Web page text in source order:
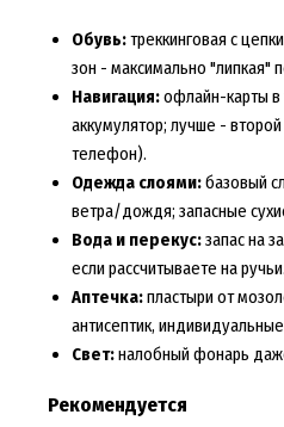
Обувь:треккинговая с
зон - максимально "липкая"
Навигация:офлайн-карты
аккумулятор; лучше -
телефон).
Одежда слоями:базовый
ветра/дождя; запасные
Вода и перекус:запас на
если рассчитываете на ручьи.
Аптечка:пластыри от
антисептик,
Свет:налобный фонарь
Рекомендуется